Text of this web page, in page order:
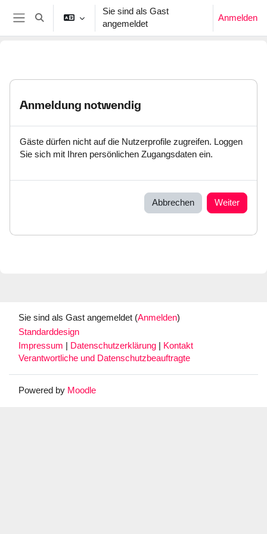
Zum Hauptinhalt
Website-Übersicht
Sucheingabe umschalten
Sie sind als Gast
angemeldet
Anmelden
Anmeldung notwendig
Gäste dürfen nicht auf die Nutzerprofile zugreifen. Loggen
Sie sich mit Ihren persönlichen Zugangsdaten ein.
Abbrechen Weiter
Sie sind als Gast angemeldet (Anmelden)
Standarddesign
Impressum
Datenschutzerklärung
Kontakt
Verantwortliche und Datenschutzbeauftragte
Powered by Moodle